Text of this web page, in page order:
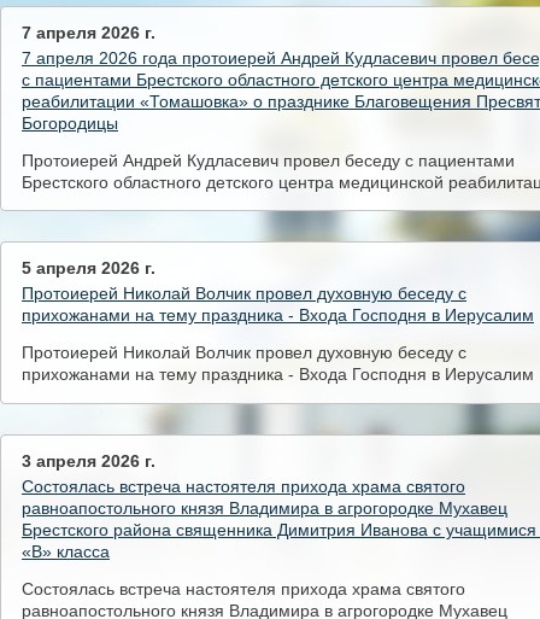
7 апреля 2026 г.
7 апреля 2026 года протоиерей Андрей Кудласевич провел
с пациентами Брестского областного детского центра
реабилитации «Томашовка» о празднике Благовещения
Богородицы
Протоиерей Андрей Кудласевич провел беседу с пациентами
Брестского областного детского центра медицинской
5 апреля 2026 г.
Протоиерей Николай Волчик провел духовную беседу с
прихожанами на тему праздника - Входа Господня в Иерусалим
Протоиерей Николай Волчик провел духовную беседу с
прихожанами на тему праздника - Входа Господня в Иерусалим
3 апреля 2026 г.
Состоялась встреча настоятеля прихода храма святого
равноапостольного князя Владимира в агрогородке Мухавец
Брестского района священника Димитрия Иванова с учащимися
«В» класса
Состоялась встреча настоятеля прихода храма святого
равноапостольного князя Владимира в агрогородке Мухавец